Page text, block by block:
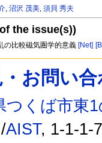
,沼沢 茂美,須貝 秀夫
the issue(s))
の比較磁気圏学的意義 [Net]
・お問い
つくば市東
/AIST, 1-1-1-